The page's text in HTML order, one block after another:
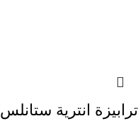
ترابيزة انترية ستانلس